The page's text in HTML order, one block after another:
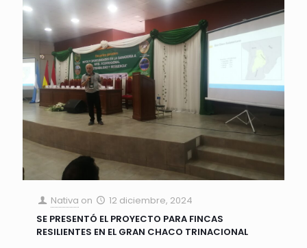
Nativa on
12 diciembre, 2024
SE PRESENTÓ EL PROYECTO PARA FINCAS
RESILIENTES EN EL GRAN CHACO TRINACIONAL